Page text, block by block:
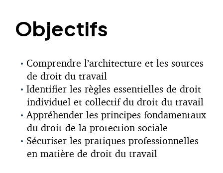
Objectifs
Comprendre l’architecture et les sources
de droit du travail
Identifier les règles essentielles de droit
individuel et collectif du droit du travail
Appréhender les principes fondamentaux
du droit de la protection sociale
Sécuriser les pratiques professionnelles
en matière de droit du travail